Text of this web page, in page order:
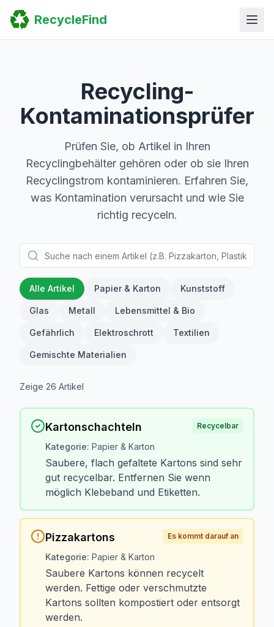
Home
Search
Guides
Submit Your Listing
RecycleFind
Recycling-
Kontaminationsprüfer
Prüfen Sie, ob Artikel in Ihren
Recyclingbehälter gehören oder ob sie Ihren
Recyclingstrom kontaminieren. Erfahren Sie,
was Kontamination verursacht und wie Sie
richtig recyceln.
Alle Artikel Papier & Karton Kunststoff
Glas Metall Lebensmittel & Bio
Gefährlich Elektroschrott Textilien
Gemischte Materialien
Zeige 26 Artikel
Kartonschachteln Recycelbar
Kategorie: Papier & Karton
Saubere, flach gefaltete Kartons sind sehr
gut recycelbar. Entfernen Sie wenn
möglich Klebeband und Etiketten.
Pizzakartons Es kommt darauf an
Kategorie: Papier & Karton
Saubere Kartons können recycelt
werden. Fettige oder verschmutzte
Kartons sollten kompostiert oder entsorgt
werden.